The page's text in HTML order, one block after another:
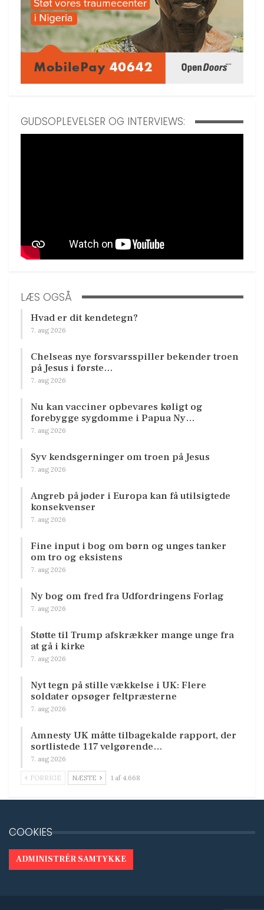
GUDSOPLEVELSER OG INTERVIEWS:
LÆS OGSÅ
Hvad er dit kendetegn?
7. aug 2026
Chelseas nye forsvarsspiller bekender troen
på Jesus i første…
7. aug 2026
Nu kan vacciner opbevares køligt og
forebygge sygdomme i Papua Ny…
7. aug 2026
Syv kendsgerninger om troen på Jesus
7. aug 2026
Angreb på jøder i Europa kan få utilsigtede
konsekvenser
7. aug 2026
Fine input i bog om børn og unges tanker
om tro og eksistens
7. aug 2026
Ny bog om fred fra Udfordringens Forlag
7. aug 2026
Støtte til Trump afskrækker mange unge fra
at gå i kirke
7. aug 2026
Nyt tegn på stille vækkelse i UK: Flere
soldater opsøger feltpræsterne
7. aug 2026
Amnesty UK måtte tilbagekalde rapport, der
sortlistede 117 velgørende…
7. aug 2026
FORRIGE NÆSTE 1 af 4.668
COOKIES
ADMINISTRÉR SAMTYKKE